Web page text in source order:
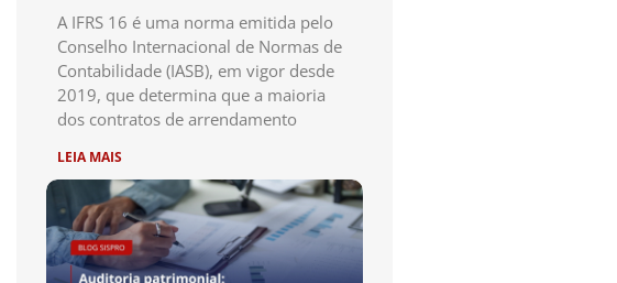
A IFRS 16 é uma norma emitida pelo
Conselho Internacional de Normas de
Contabilidade (IASB), em vigor desde
2019, que determina que a maioria
dos contratos de arrendamento
LEIA MAIS